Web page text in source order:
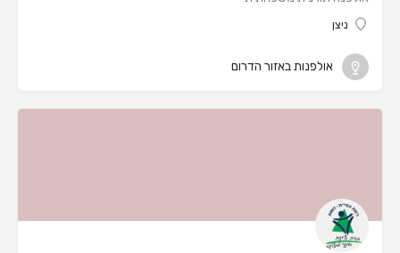
ניצן
אולפנות באזור הדרום